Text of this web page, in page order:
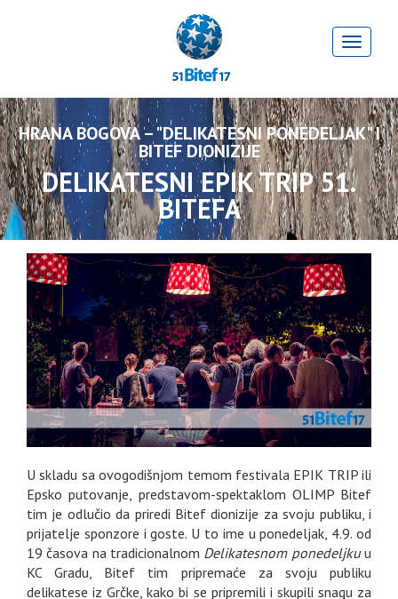
HRANA BOGOVA – "DELIKATESNI PONEDELJAK" I
BITEF DIONIZIJE
DELIKATESNI EPIK TRIP 51.
BITEFA
U skladu sa ovogodišnjom temom festivala EPIK TRIP ili
Epsko putovanje, predstavom-spektaklom OLIMP Bitef
tim je odlučio da priredi Bitef dionizije za svoju publiku, i
prijatelje sponzore i goste. U to ime u ponedeljak, 4.9. od
19 časova na tradicionalnom Delikatesnom ponedeljkuu
KC Gradu, Bitef tim pripremaće za svoju publiku
delikatese iz Grčke, kako bi se pripremili i skupili snagu za